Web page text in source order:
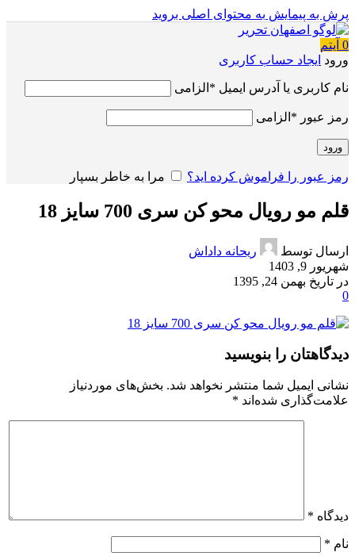
پرش به پیمایش به محتوای اصلی بروید
0 آیتم
ورود ایجاد حساب کاربری
نام کاربری یا آدرس ایمیل * الزامی
رمز عبور * الزامی
ورود
رمز عبور را فراموش کرده اید؟ مرا به خاطر بسپار
قلم مو رویال محو کن سری 700 سایز 18
ارسال توسط
ریحانه داداش
شهریور 9, 1403
در تاریخ بهمن 24, 1395
0
دیدگاهتان را بنویسید
نشانی ایمیل شما منتشر نخواهد شد. بخش‌های موردنیاز
علامت‌گذاری شده‌اند *
دیدگاه *
نام *